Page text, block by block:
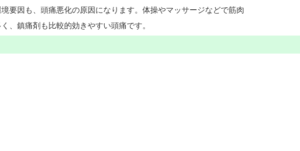
要因も、頭痛悪化の原因になります。体操やマッサージなどで筋肉
、鎮痛剤も比較的効きやすい頭痛です。